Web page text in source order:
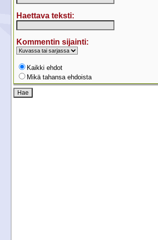
Haettava teksti:
Kommentin sijainti:
Kaikki ehdot
Mikä tahansa ehdoista